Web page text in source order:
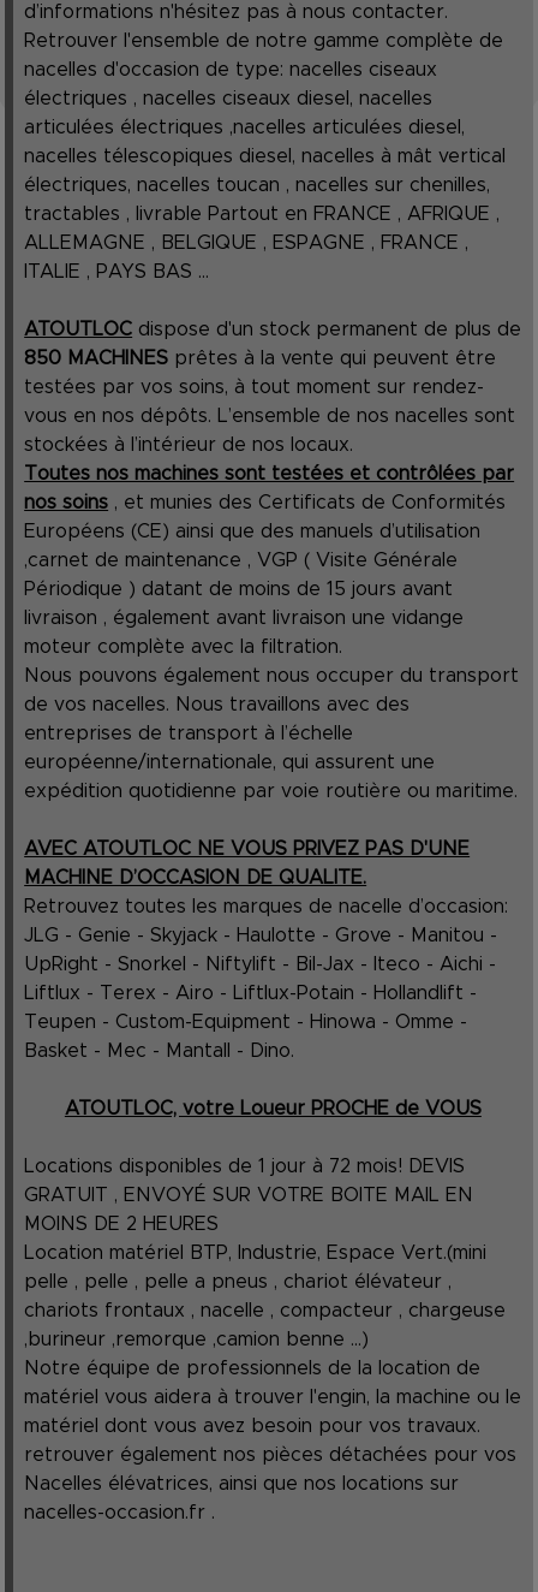
d’informations n'hésitez pas à nous contacter.
Retrouver l'ensemble de notre gamme complète de
nacelles d'occasion de type: nacelles ciseaux
électriques , nacelles ciseaux diesel, nacelles
articulées électriques ,nacelles articulées diesel,
nacelles télescopiques diesel, nacelles à mât vertical
électriques, nacelles toucan , nacelles sur chenilles,
tractables , livrable Partout en FRANCE , AFRIQUE ,
ALLEMAGNE , BELGIQUE , ESPAGNE , FRANCE ,
ITALIE , PAYS BAS ...
ATOUTLOC dispose d'un stock permanent de plus de
850 MACHINES prêtes à la vente qui peuvent être
testées par vos soins, à tout moment sur rendez-
vous en nos dépôts. L’ensemble de nos nacelles sont
stockées à l’intérieur de nos locaux.
Toutes nos machines sont testées et contrôlées par
nos soins , et munies des Certificats de Conformités
Européens (CE) ainsi que des manuels d’utilisation
,carnet de maintenance , VGP ( Visite Générale
Périodique ) datant de moins de 15 jours avant
livraison , également avant livraison une vidange
moteur complète avec la filtration.
Nous pouvons également nous occuper du transport
de vos nacelles. Nous travaillons avec des
entreprises de transport à l’échelle
européenne/internationale, qui assurent une
expédition quotidienne par voie routière ou maritime.
AVEC ATOUTLOC NE VOUS PRIVEZ PAS D'UNE
MACHINE D’OCCASION DE QUALITE.
Retrouvez toutes les marques de nacelle d’occasion:
JLG - Genie - Skyjack - Haulotte - Grove - Manitou -
UpRight - Snorkel - Niftylift - Bil-Jax - Iteco - Aichi -
Liftlux - Terex - Airo - Liftlux-Potain - Hollandlift -
Teupen - Custom-Equipment - Hinowa - Omme -
Basket - Mec - Mantall - Dino.
ATOUTLOC, votre Loueur PROCHE de VOUS
Locations disponibles de 1 jour à 72 mois! DEVIS
GRATUIT , ENVOYÉ SUR VOTRE BOITE MAIL EN
MOINS DE 2 HEURES
Location matériel BTP, Industrie, Espace Vert.(mini
pelle , pelle , pelle a pneus , chariot élévateur ,
chariots frontaux , nacelle , compacteur , chargeuse
,burineur ,remorque ,camion benne ...)
Notre équipe de professionnels de la location de
matériel vous aidera à trouver l'engin, la machine ou le
matériel dont vous avez besoin pour vos travaux.
retrouver également nos pièces détachées pour vos
Nacelles élévatrices, ainsi que nos locations sur
nacelles-occasion.fr .